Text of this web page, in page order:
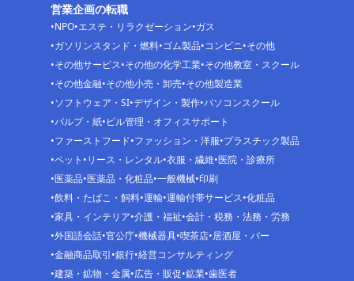
営業企画の転職
NPO エステ・リラクゼーション ガス
ガソリンスタンド・燃料 ゴム製品 コンビニ その他
その他サービス その他の化学工業 その他教室・スクール
その他金融 その他小売・卸売 その他製造業
ソフトウェア・SI デザイン・製作 パソコンスクール
パルプ・紙 ビル管理・オフィスサポート
ファーストフード ファッション・洋服 プラスチック製品
ペット リース・レンタル 衣服・繊維 医院・診療所
医薬品 医薬品・化粧品 一般機械 印刷
飲料・たばこ・飼料 運輸 運輸付帯サービス 化粧品
家具・インテリア 介護・福祉 会計・税務・法務・労務
外国語会話 官公庁 機械器具 喫茶店 居酒屋・バー
金融商品取引 銀行 経営コンサルティング
建築・鉱物・金属 広告・販促 鉱業 歯医者